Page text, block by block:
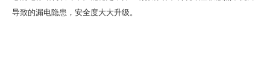
导致的漏电隐患，安全度大大升级。